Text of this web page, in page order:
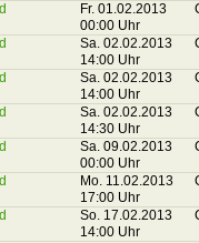
Fr. 01.02.2013
00:00 Uhr
Sa. 02.02.2013
14:00 Uhr
Sa. 02.02.2013
14:00 Uhr
Sa. 02.02.2013
14:30 Uhr
Sa. 09.02.2013
00:00 Uhr
Mo. 11.02.2013
17:00 Uhr
So. 17.02.2013
14:00 Uhr